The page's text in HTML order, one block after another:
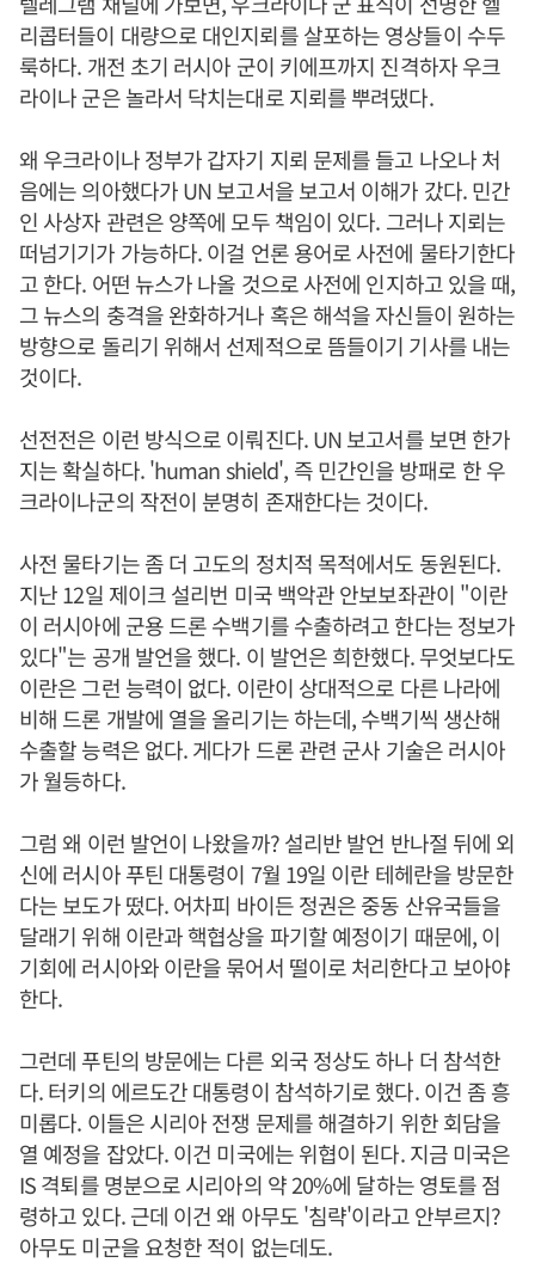
리콥터들이 대량으로 대인지뢰를 살포하는 영상들이 수두
룩하다. 개전 초기 러시아 군이 키에프까지 진격하자 우크
라이나 군은 놀라서 닥치는대로 지뢰를 뿌려댔다.
왜 우크라이나 정부가 갑자기 지뢰 문제를 들고 나오나 처
음에는 의아했다가 UN 보고서을 보고서 이해가 갔다. 민간
인 사상자 관련은 양쪽에 모두 책임이 있다. 그러나 지뢰는
떠넘기기가 가능하다. 이걸 언론 용어로 사전에 물타기한다
고 한다. 어떤 뉴스가 나올 것으로 사전에 인지하고 있을 때,
그 뉴스의 충격을 완화하거나 혹은 해석을 자신들이 원하는
방향으로 돌리기 위해서 선제적으로 뜸들이기 기사를 내는
것이다.
선전전은 이런 방식으로 이뤄진다. UN 보고서를 보면 한가
지는 확실하다. 'human shield', 즉 민간인을 방패로 한 우
크라이나군의 작전이 분명히 존재한다는 것이다.
사전 물타기는 좀 더 고도의 정치적 목적에서도 동원된다.
지난 12일 제이크 설리번 미국 백악관 안보보좌관이 "이란
이 러시아에 군용 드론 수백기를 수출하려고 한다는 정보가
있다"는 공개 발언을 했다. 이 발언은 희한했다. 무엇보다도
이란은 그런 능력이 없다. 이란이 상대적으로 다른 나라에
비해 드론 개발에 열을 올리기는 하는데, 수백기씩 생산해
수출할 능력은 없다. 게다가 드론 관련 군사 기술은 러시아
가 월등하다.
그럼 왜 이런 발언이 나왔을까? 설리반 발언 반나절 뒤에 외
신에 러시아 푸틴 대통령이 7월 19일 이란 테헤란을 방문한
다는 보도가 떴다. 어차피 바이든 정권은 중동 산유국들을
달래기 위해 이란과 핵협상을 파기할 예정이기 때문에, 이
기회에 러시아와 이란을 묶어서 떨이로 처리한다고 보아야
한다.
그런데 푸틴의 방문에는 다른 외국 정상도 하나 더 참석한
다. 터키의 에르도간 대통령이 참석하기로 했다. 이건 좀 흥
미롭다. 이들은 시리아 전쟁 문제를 해결하기 위한 회담을
열 예정을 잡았다. 이건 미국에는 위협이 된다. 지금 미국은
IS 격퇴를 명분으로 시리아의 약 20%에 달하는 영토를 점
령하고 있다. 근데 이건 왜 아무도 '침략'이라고 안부르지?
아무도 미군을 요청한 적이 없는데도.